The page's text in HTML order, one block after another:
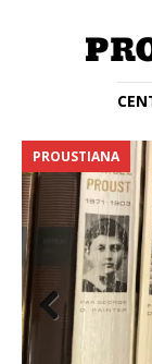
PROUSTIANA